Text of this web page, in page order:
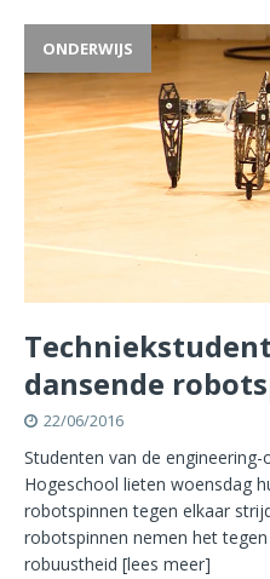
ONDERWIJS
dansende
22/06/2016
Studenten van de
Hogeschool lieten woensdag
robotspinnen tegen elkaar
robotspinnen nemen het
robuustheid [lees meer]